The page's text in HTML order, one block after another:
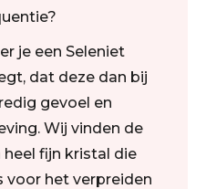
je een Seleniet
dat deze dan bij
gevoel en
Wij vinden de
fijn kristal die
voor het verpreiden